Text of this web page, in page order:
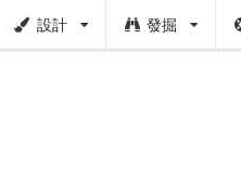
設計 發掘